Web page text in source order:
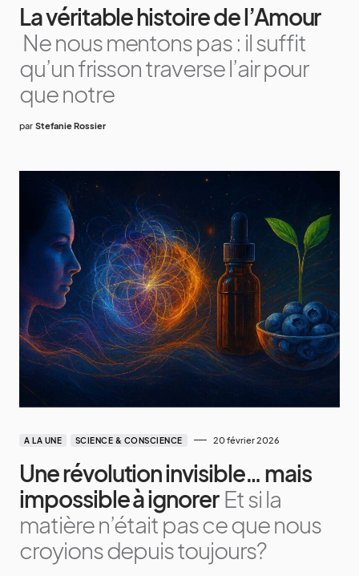
La véritable histoire de l’Amour
Ne nous mentons pas : il suffit
qu’un frisson traverse l’air pour
que notre
par Stefanie Rossier
A LA UNE SCIENCE & CONSCIENCE 20 février 2026
Une révolution invisible… mais
impossible à ignorer Et si la
matière n’était pas ce que nous
croyions depuis toujours?